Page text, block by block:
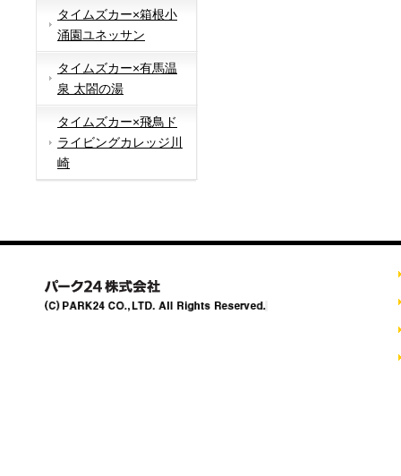
タイムズカー×箱根小
涌園ユネッサン
タイムズカー×有馬温
泉 太閤の湯
タイムズカー×飛鳥ド
ライビングカレッジ川
崎